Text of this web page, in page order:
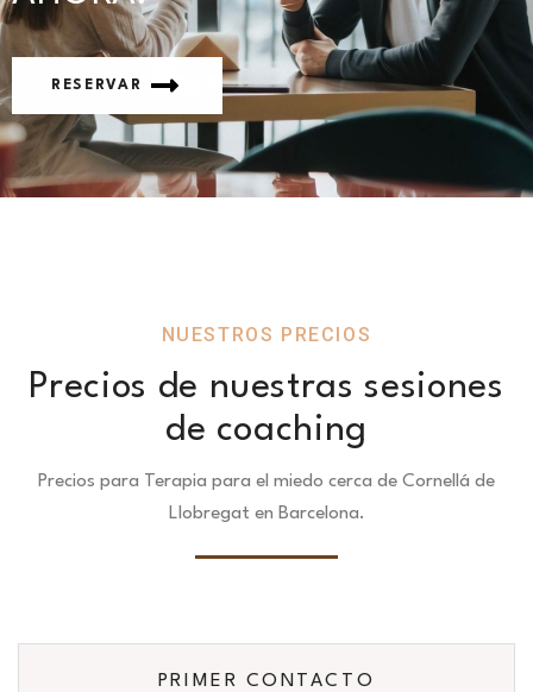
RESERVAR
NUESTROS PRECIOS
Precios de nuestras sesiones
de coaching
Precios para Terapia para el miedo cerca de Cornellá de
Llobregat en Barcelona.
PRIMER CONTACTO